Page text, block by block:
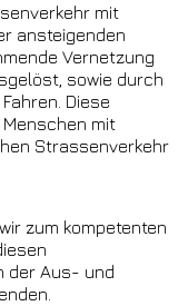
mit
ansteigenden
Vernetzung
sowie durch
Diese
mit
Strassenverkehr
zum kompetenten
der Aus- und